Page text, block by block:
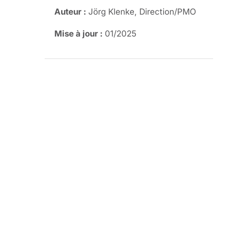
Auteur : Jörg Klenke, Direction/PMO
Mise à jour : 01/2025